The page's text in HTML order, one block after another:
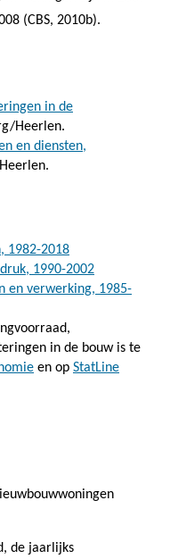
(CBS, 2010b).
in de
Heerlen.
en diensten,
1982-2018
1990-2002
en verwerking, 1985-
in de bouw is te
en op StatLine
de jaarlijks